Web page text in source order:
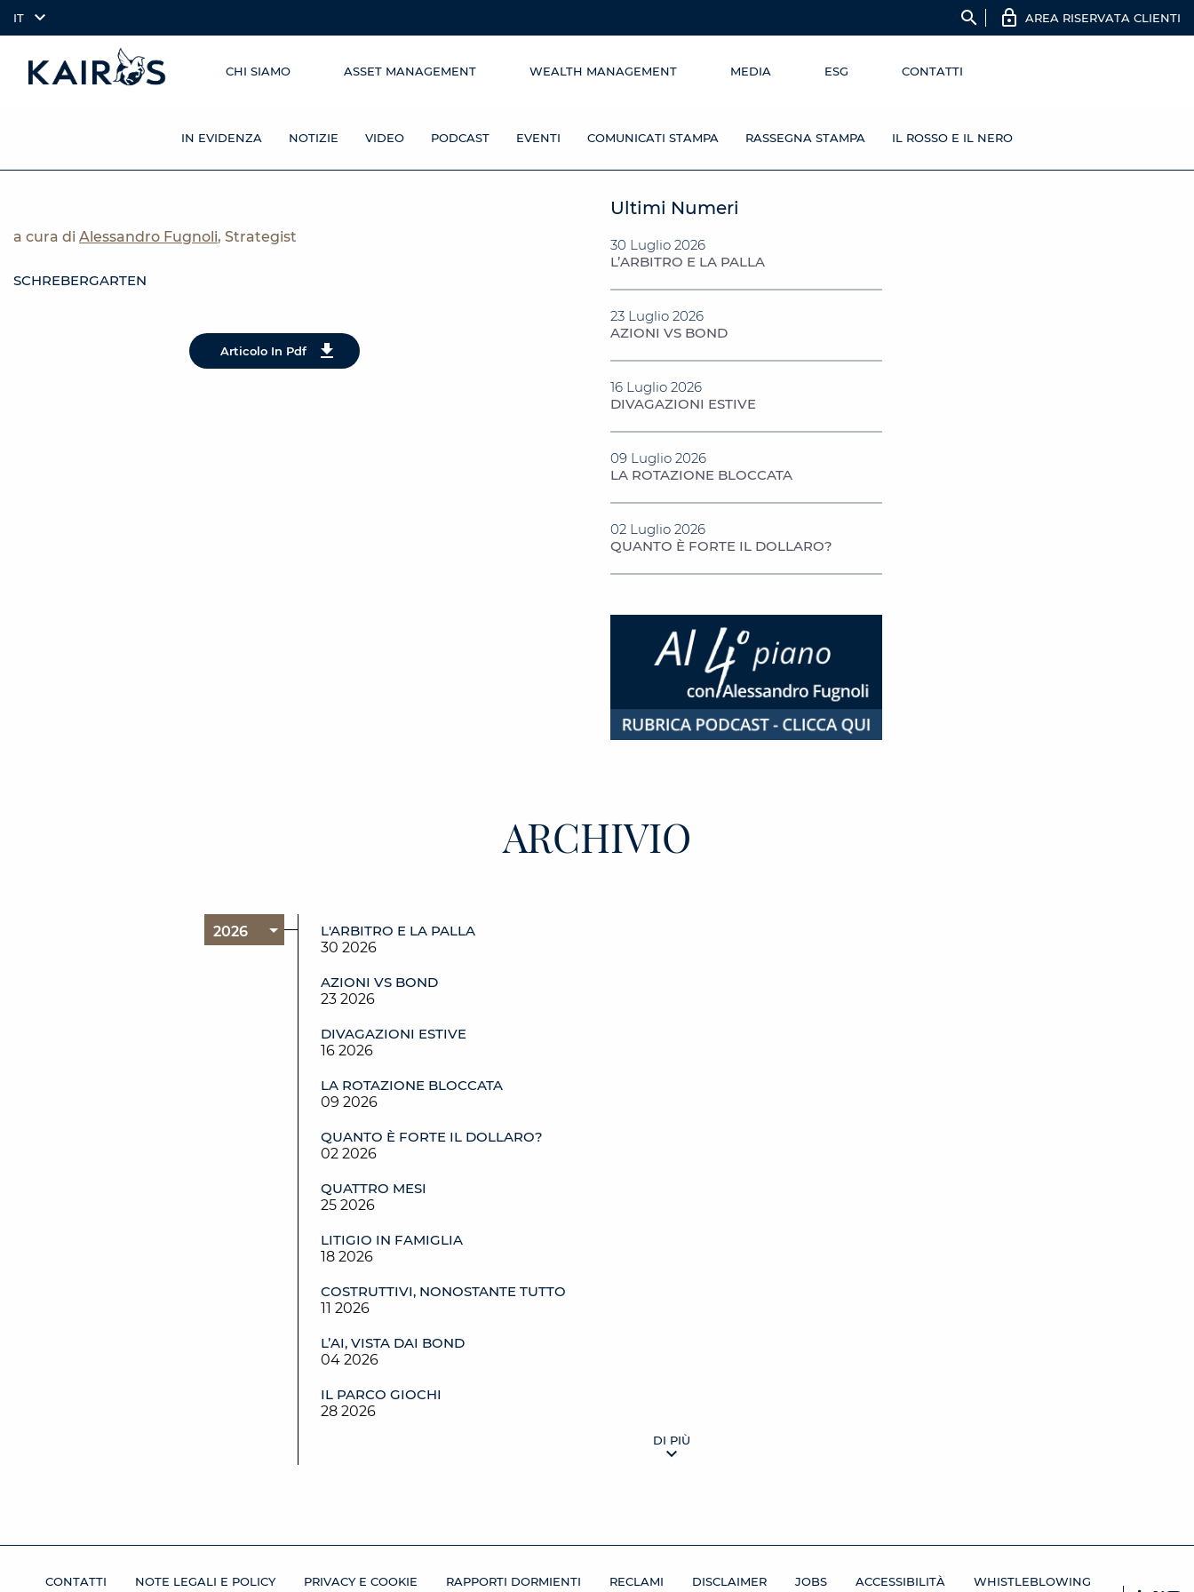
IT search AREA RISERVATA CLIENTI
CHI SIAMO ASSET MANAGEMENT WEALTH MANAGEMENT MEDIA ESG CONTATTI
IN EVIDENZA NOTIZIE VIDEO PODCAST EVENTI COMUNICATI STAMPA RASSEGNA STAMPA IL ROSSO E IL NERO
a cura di Alessandro Fugnoli, Strategist
SCHREBERGARTEN
Articolo In Pdf
Ultimi Numeri
30 Luglio 2026
L’ARBITRO E LA PALLA
23 Luglio 2026
AZIONI VS BOND
16 Luglio 2026
DIVAGAZIONI ESTIVE
09 Luglio 2026
LA ROTAZIONE BLOCCATA
02 Luglio 2026
QUANTO È FORTE IL DOLLARO?
ARCHIVIO
L'ARBITRO E LA PALLA
30 2026
AZIONI VS BOND
23 2026
DIVAGAZIONI ESTIVE
16 2026
LA ROTAZIONE BLOCCATA
09 2026
QUANTO È FORTE IL DOLLARO?
02 2026
QUATTRO MESI
25 2026
LITIGIO IN FAMIGLIA
18 2026
COSTRUTTIVI, NONOSTANTE TUTTO
11 2026
L’AI, VISTA DAI BOND
04 2026
IL PARCO GIOCHI
28 2026
DI PIÙ
CONTATTI NOTE LEGALI E POLICY PRIVACY E COOKIE RAPPORTI DORMIENTI RECLAMI DISCLAIMER JOBS ACCESSIBILITÀ WHISTLEBLOWING